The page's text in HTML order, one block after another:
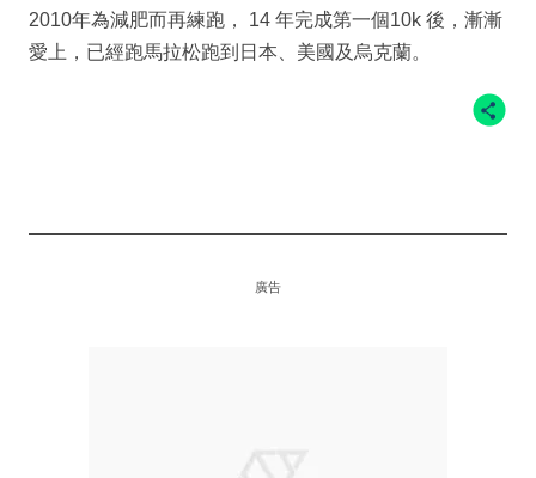
2010年為減肥而再練跑， 14 年完成第一個10k 後，漸漸
愛上，已經跑馬拉松跑到日本、美國及烏克蘭。
廣告